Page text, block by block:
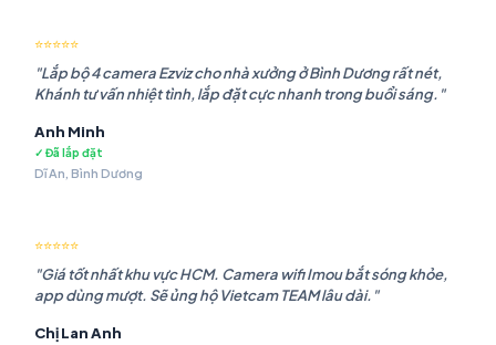
⭐⭐⭐⭐⭐
"Lắp bộ 4 camera Ezviz cho nhà xưởng ở Bình Dương rất nét,
Khánh tư vấn nhiệt tình, lắp đặt cực nhanh trong buổi sáng."
Anh Minh
✓ Đã lắp đặt
Dĩ An, Bình Dương
⭐⭐⭐⭐⭐
"Giá tốt nhất khu vực HCM. Camera wifi Imou bắt sóng khỏe,
app dùng mượt. Sẽ ủng hộ Vietcam TEAM lâu dài."
Chị Lan Anh